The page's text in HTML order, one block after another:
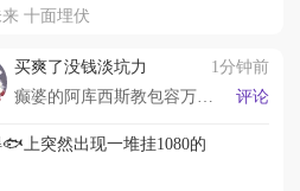
十面埋伏
买爽了没钱淡坑力
1分钟前
癫婆的阿库西斯教包容万物是吧？
评论
上突然出现一堆挂1080的